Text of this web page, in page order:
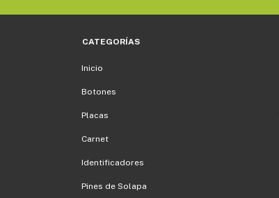
CATEGORÍAS
Inicio
Botones
Placas
Carnet
Identificadores
Pines de Solapa